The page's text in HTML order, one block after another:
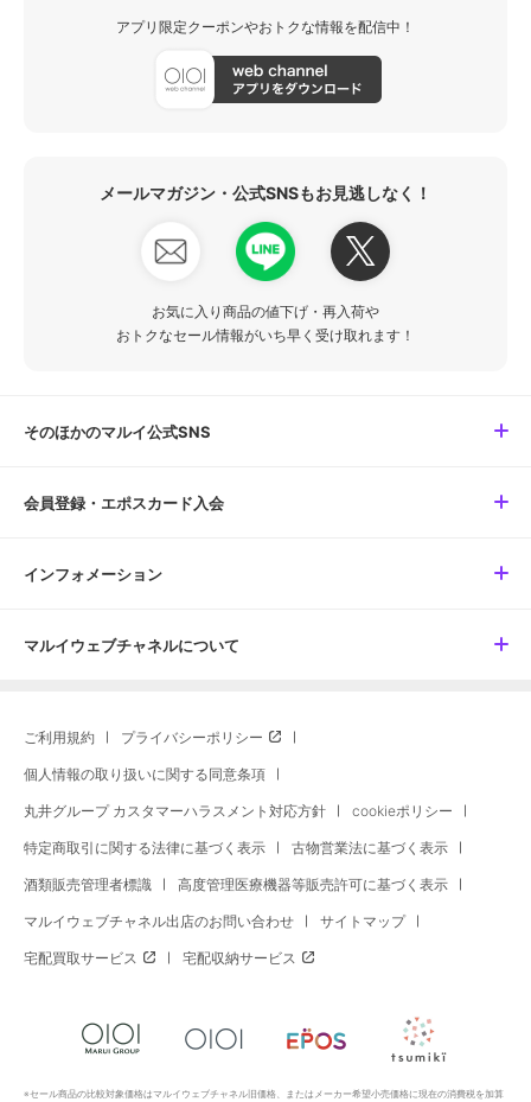
アプリ限定クーポンやおトクな情報を配信中！
メールマガジン・公式SNSもお見逃しなく！
お気に入り商品の値下げ・再入荷や
おトクなセール情報がいち早く受け取れます！
そのほかのマルイ公式SNS
会員登録・エポスカード入会
インフォメーション
マルイウェブチャネルについて
ご利用規約 プライバシーポリシー
個人情報の取り扱いに関する同意条項
丸井グループ カスタマーハラスメント対応方針 cookieポリシー
特定商取引に関する法律に基づく表示 古物営業法に基づく表示
酒類販売管理者標識 高度管理医療機器等販売許可に基づく表示
マルイウェブチャネル出店のお問い合わせ サイトマップ
宅配買取サービス 宅配収納サービス
※セール商品の比較対象価格はマルイウェブチャネル旧価格、またはメーカー希望小売価格に現在の消費税を加算